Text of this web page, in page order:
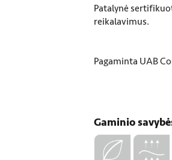
Patalynė
reikalavimus.
Pagaminta UAB
Gaminio